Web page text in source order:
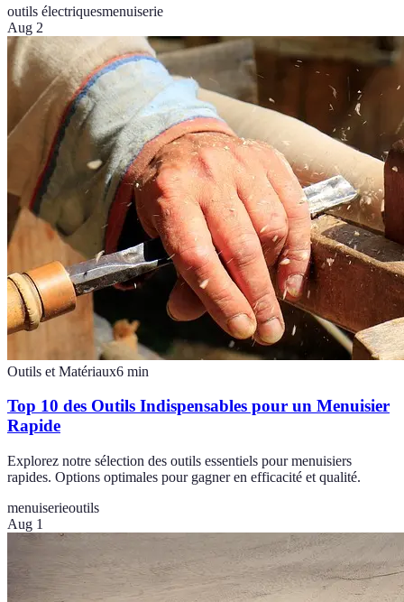
outils électriquesmenuiserie
Aug 2
Outils et Matériaux6 min
Top 10 des Outils Indispensables pour un Menuisier
Rapide
Explorez notre sélection des outils essentiels pour menuisiers
rapides. Options optimales pour gagner en efficacité et qualité.
menuiserieoutils
Aug 1